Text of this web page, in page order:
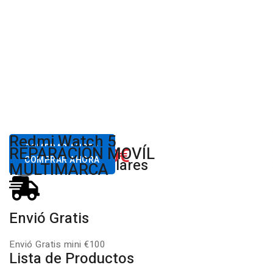
Desde80,00€
COMPRAR AHORA
Redmi Watch 5
Xiaomi
Desde650.00€
COMPRAR AHORA
REPARACIÓN MOVÍL
MULTIMARCA
Productos Populares
Envió Gratis
Envió Gratis mini €100
Lista de Productos